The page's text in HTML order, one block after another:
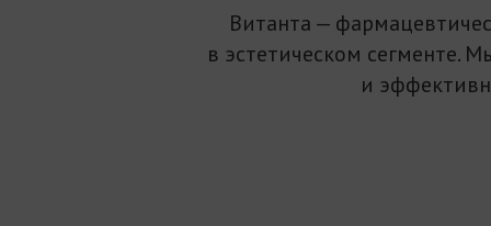
Витанта —
в эстетическом сегменте.
и